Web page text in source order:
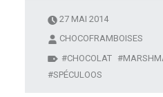
27 MAI 2014
CHOCOFRAMBOISES
CHOCOLAT
SPÉCULOOS